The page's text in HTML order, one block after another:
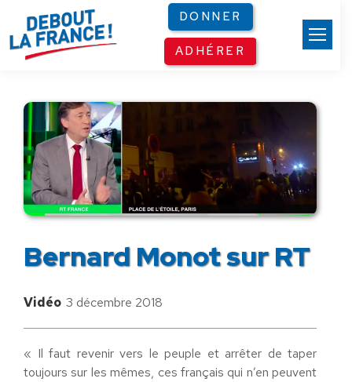
DONNER
ADHÉRER
Bernard Monot sur RT
Vidéo 3 décembre 2018
« Il faut revenir vers le peuple et arrêter de taper
toujours sur les mêmes, ces français qui n’en peuvent
Panneau de gestion des cookies